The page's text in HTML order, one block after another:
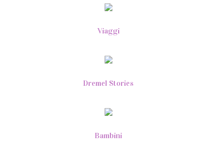
Viaggi
Dremel Stories
Bambini